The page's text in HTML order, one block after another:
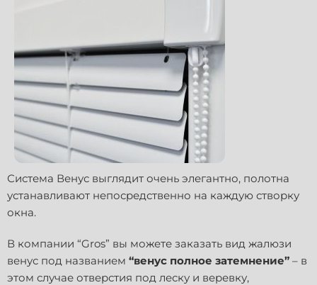
Система Венус выглядит очень элегантно, полотна
устанавливают непосредственно на каждую створку
окна.
В компании “Gros” вы можете заказать вид жалюзи
венус под названием “венус полное затемнение” – в
этом случае отверстия под леску и веревку,